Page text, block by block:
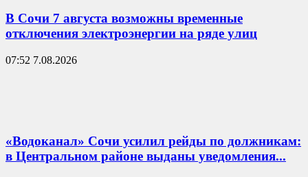
В Сочи 7 августа возможны временные
отключения электроэнергии на ряде улиц
07:52 7.08.2026
«Водоканал» Сочи усилил рейды по должникам:
в Центральном районе выданы уведомления...